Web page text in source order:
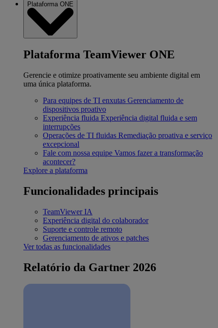
Plataforma ONE
Plataforma TeamViewer ONE
Gerencie e otimize proativamente seu ambiente digital em
uma única plataforma.
Para equipes de TI enxutas Gerenciamento de
dispositivos proativo
Experiência fluida Experiência digital fluida e sem
interrupções
Operações de TI fluidas Remediação proativa e serviço
excepcional
Fale com nossa equipe Vamos fazer a transformação
acontecer?
Explore a plataforma
Funcionalidades principais
TeamViewer IA
Experiência digital do colaborador
Suporte e controle remoto
Gerenciamento de ativos e patches
Ver todas as funcionalidades
Relatório da Gartner 2026